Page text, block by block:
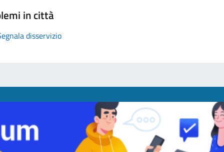
in città
disservizio